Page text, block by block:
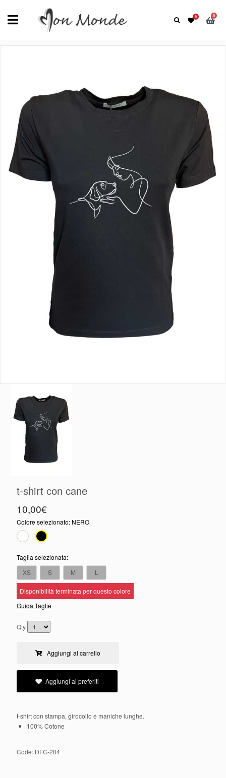
t-shirt con cane
10,00€
Colore selezionato: NERO
Taglia selezionata:
XS
S M L
Disponibilità terminata per questo colore
Guida Taglie
Qty
Aggiungi al carrello
Aggiungi ai preferiti
t-shirt con stampa, girocollo e maniche lunghe.
100% Cotone
Code: DFC-204